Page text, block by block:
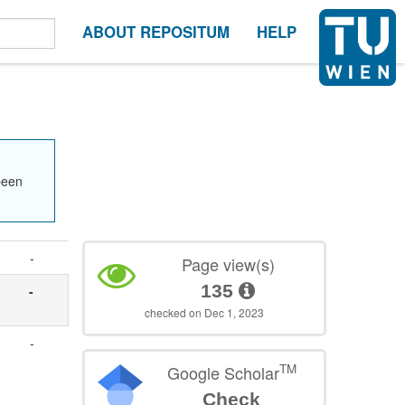
ABOUT REPOSITUM HELP
-
-
-
Page view(s)
135
checked on Dec 1, 2023
Google ScholarTM
Check